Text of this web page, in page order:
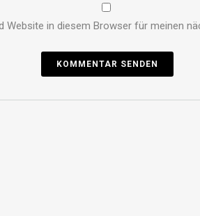
Website in diesem Browser für meinen